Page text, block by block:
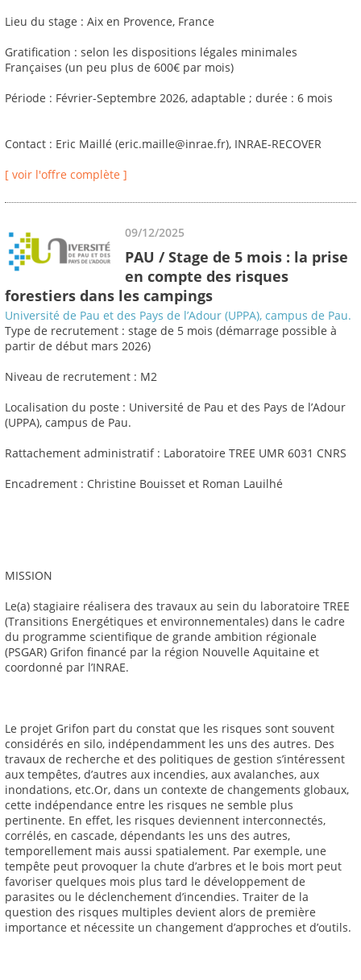
Lieu du stage : Aix en Provence, France
Gratification : selon les dispositions légales minimales
Françaises (un peu plus de 600€ par mois)
Période : Février-Septembre 2026, adaptable ; durée : 6 mois
Contact : Eric Maillé (eric.maille@inrae.fr), INRAE-RECOVER
[ voir l'offre complète ]
09/12/2025
PAU / Stage de 5 mois : la prise
en compte des risques
forestiers dans les campings
Université de Pau et des Pays de l’Adour (UPPA), campus de Pau.
Type de recrutement : stage de 5 mois (démarrage possible à
partir de début mars 2026)
Niveau de recrutement : M2
Localisation du poste : Université de Pau et des Pays de l’Adour
(UPPA), campus de Pau.
Rattachement administratif : Laboratoire TREE UMR 6031 CNRS
Encadrement : Christine Bouisset et Roman Lauilhé
MISSION
Le(a) stagiaire réalisera des travaux au sein du laboratoire TREE
(Transitions Energétiques et environnementales) dans le cadre
du programme scientifique de grande ambition régionale
(PSGAR) Grifon financé par la région Nouvelle Aquitaine et
coordonné par l’INRAE.
Le projet Grifon part du constat que les risques sont souvent
considérés en silo, indépendamment les uns des autres. Des
travaux de recherche et des politiques de gestion s’intéressent
aux tempêtes, d’autres aux incendies, aux avalanches, aux
inondations, etc.Or, dans un contexte de changements globaux,
cette indépendance entre les risques ne semble plus
pertinente. En effet, les risques deviennent interconnectés,
corrélés, en cascade, dépendants les uns des autres,
temporellement mais aussi spatialement. Par exemple, une
tempête peut provoquer la chute d’arbres et le bois mort peut
favoriser quelques mois plus tard le développement de
parasites ou le déclenchement d’incendies. Traiter de la
question des risques multiples devient alors de première
importance et nécessite un changement d’approches et d’outils.